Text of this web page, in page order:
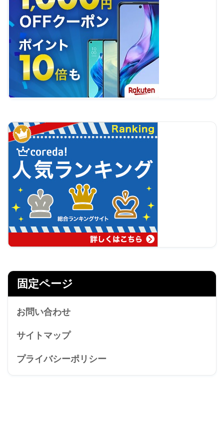
固定ページ
お問い合わせ
サイトマップ
プライバシーポリシー